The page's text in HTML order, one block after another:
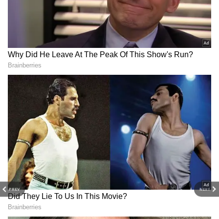
PREV NEXT
ఇక గతకొంతకాలంగా వరుస టోర్నీలలో మెరుస్తున్న ఈ
DOWNLOAD APP